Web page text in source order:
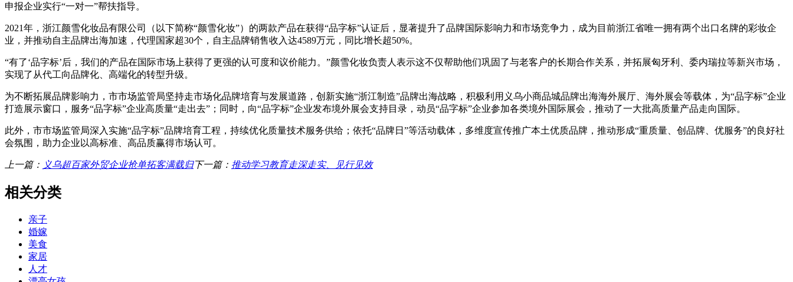
申报企业实行“一对一”帮扶指导。
2021年，浙江颜雪化妆品有限公司（以下简称“颜雪化妆”）的两款产品在获得“品字标”认证后，显著提升了品牌国际影响力和市场竞争力，成为目前浙江省唯一拥有两个出口名牌的彩妆企
业，并推动自主品牌出海加速，代理国家超30个，自主品牌销售收入达4589万元，同比增长超50%。
“有了‘品字标’后，我们的产品在国际市场上获得了更强的认可度和议价能力。”颜雪化妆负责人表示这不仅帮助他们巩固了与老客户的长期合作关系，并拓展匈牙利、委内瑞拉等新兴市场，
实现了从代工向品牌化、高端化的转型升级。
为不断拓展品牌影响力，市市场监管局坚持走市场化品牌培育与发展道路，创新实施“浙江制造”品牌出海战略，积极利用义乌小商品城品牌出海海外展厅、海外展会等载体，为“品字标”企业
打造展示窗口，服务“品字标”企业高质量“走出去”；同时，向“品字标”企业发布境外展会支持目录，动员“品字标”企业参加各类境外国际展会，推动了一大批高质量产品走向国际。
此外，市市场监管局深入实施“品字标”品牌培育工程，持续优化质量技术服务供给；依托“品牌日”等活动载体，多维度宣传推广本土优质品牌，推动形成“重质量、创品牌、优服务”的良好社
会氛围，助力企业以高标准、高品质赢得市场认可。
上一篇： 义乌超百家外贸企业抢单拓客满载归下一篇： 推动学习教育走深走实、见行见效
相关分类
亲子
婚嫁
美食
家居
人才